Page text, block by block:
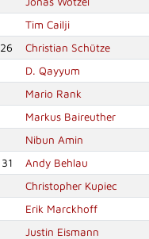
Tim Cailji
26
Christian Schütze
D. Qayyum
Mario Rank
Markus Baireuther
Nibun Amin
31
Andy Behlau
Christopher Kupiec
Erik Marckhoff
Justin Eismann